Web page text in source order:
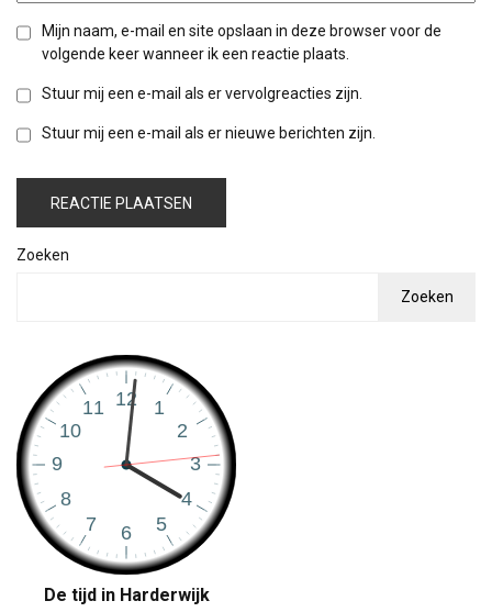
Mijn naam, e-mail en site opslaan in deze browser voor de
volgende keer wanneer ik een reactie plaats.
Stuur mij een e-mail als er vervolgreacties zijn.
Stuur mij een e-mail als er nieuwe berichten zijn.
Zoeken
Zoeken
De tijd in Harderwijk